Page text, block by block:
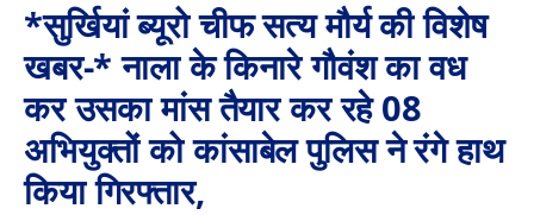
*सुर्खियां ब्यूरो चीफ सत्य मौर्य की विशेष
खबर-* नाला के किनारे गौवंश का वध
कर उसका मांस तैयार कर रहे 08
अभियुक्तों को कांसाबेल पुलिस ने रंगे हाथ
किया गिरफ्तार,